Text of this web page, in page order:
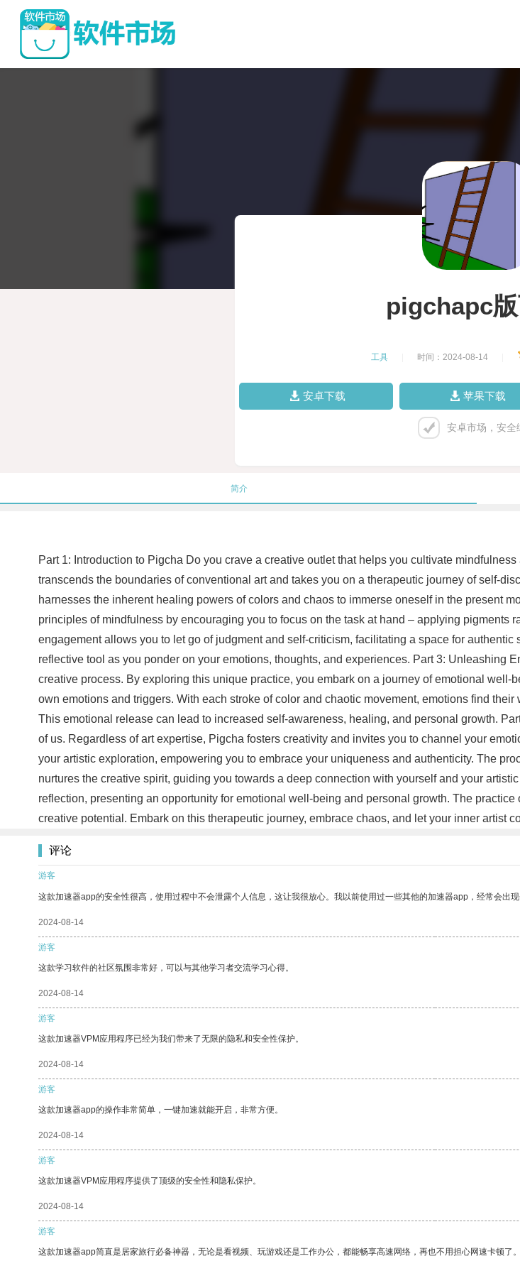
pigchapc
工具 时间：2024-08-14
安卓下载 苹果下载
安卓市场，安全
简介
Part 1: Introduction to Pigcha Do you crave a creative outlet that helps you cultivate
transcends the boundaries of conventional art and takes you on a therapeutic journey of self-
harnesses the inherent healing powers of colors and chaos to immerse oneself in the present
principles of mindfulness by encouraging you to focus on the task at hand – applying pigments
engagement allows you to let go of judgment and self-criticism, facilitating a space for
reflective tool as you ponder on your emotions, thoughts, and experiences. Part 3: Unleashing
creative process. By exploring this unique practice, you embark on a journey of emotional
own emotions and triggers. With each stroke of color and chaotic movement, emotions find
This emotional release can lead to increased self-awareness, healing, and personal growth.
of us. Regardless of art expertise, Pigcha fosters creativity and invites you to channel your
your artistic exploration, empowering you to embrace your uniqueness and authenticity. The
nurtures the creative spirit, guiding you towards a deep connection with yourself and your
reflection, presenting an opportunity for emotional well-being and personal growth. The
creative potential. Embark on this therapeutic journey, embrace chaos, and let your inner artist
评论
游客
这款加速器app的安全性很高，使用过程中不会泄露个人信息，这让我很放心。我以前使用过一些其他的加速器app，经常会出
2024-08-14
游客
这款学习软件的社区氛围非常好，可以与其他学习者交流学习心得。
2024-08-14
游客
这款加速器VPM应用程序已经为我们带来了无限的隐私和安全性保护。
2024-08-14
游客
这款加速器app的操作非常简单，一键加速就能开启，非常方便。
2024-08-14
游客
这款加速器VPM应用程序提供了顶级的安全性和隐私保护。
2024-08-14
游客
这款加速器app简直是居家旅行必备神器，无论是看视频、玩游戏还是工作办公，都能畅享高速网络，再也不用担心网速卡顿了。